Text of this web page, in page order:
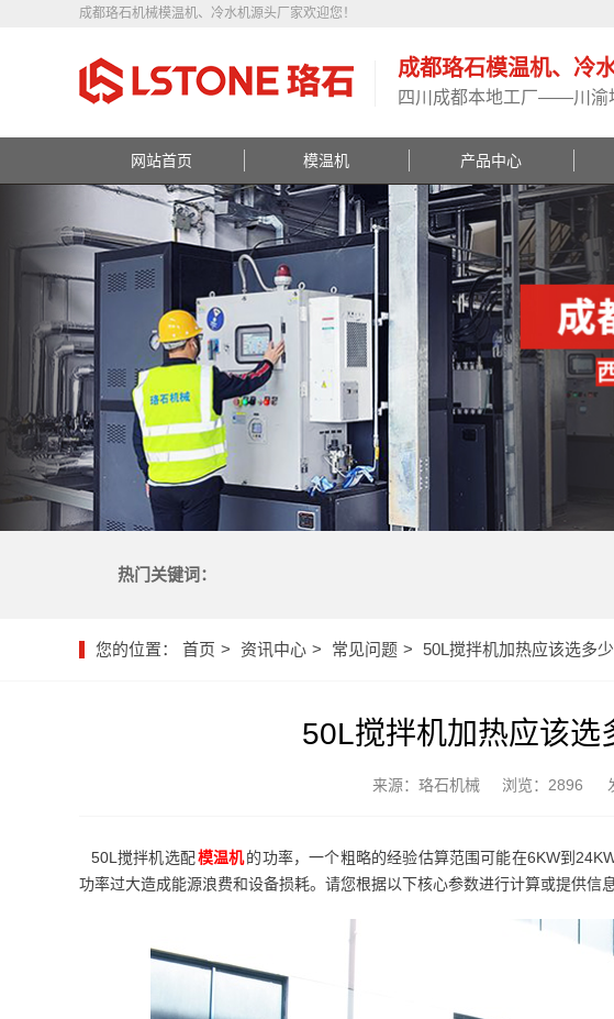
成都珞石机械模温机、冷水机源头厂家欢迎您！
成都珞石模温机、冷
四川成都本地工厂——川渝
网站首页 模温机 产品中心
热门关键词：
您的位置： 首页 资讯中心 常见问题 50L搅拌机加热应该选多
50L搅拌机加热应该选
来源：珞石机械 浏览：2896
50L搅拌机选配模温机的功率，一个粗略的经验估算范围可能在6KW到
功率过大造成能源浪费和设备损耗。请您根据以下核心参数进行计算或提供信